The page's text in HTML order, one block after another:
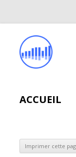
ACCUEIL